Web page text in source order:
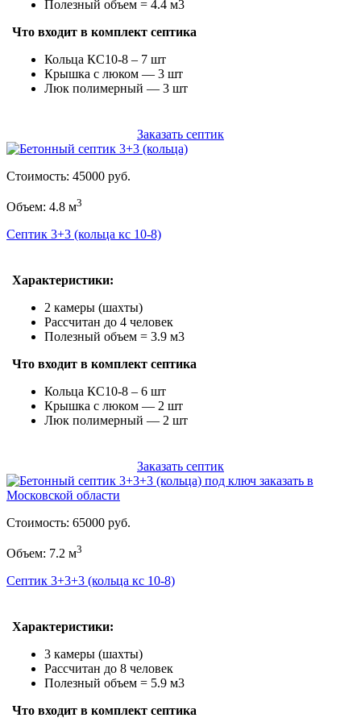
Полезный объем = 4.4 м3
Что входит в комплект септика
Кольца КС10-8 – 7 шт
Крышка с люком — 3 шт
Люк полимерный — 3 шт
Заказать септик
Стоимость: 45000 руб.
Объем: 4.8 м3
Септик 3+3 (кольца кс 10-8)
Характеристики:
2 камеры (шахты)
Рассчитан до 4 человек
Полезный объем = 3.9 м3
Что входит в комплект септика
Кольца КС10-8 – 6 шт
Крышка с люком — 2 шт
Люк полимерный — 2 шт
Заказать септик
Стоимость: 65000 руб.
Объем: 7.2 м3
Септик 3+3+3 (кольца кс 10-8)
Характеристики:
3 камеры (шахты)
Рассчитан до 8 человек
Полезный объем = 5.9 м3
Что входит в комплект септика